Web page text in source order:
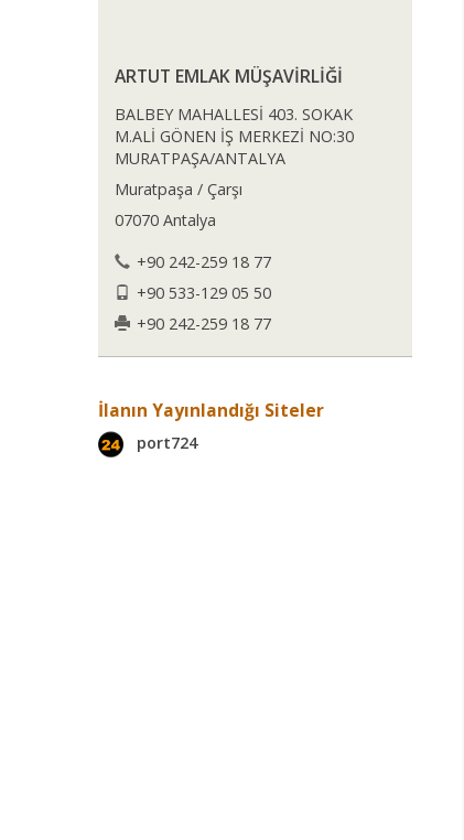
ARTUT EMLAK MÜŞAVİRLİĞİ
BALBEY MAHALLESİ 403. SOKAK
M.ALİ GÖNEN İŞ MERKEZİ NO:30
MURATPAŞA/ANTALYA
Muratpaşa / Çarşı
07070 Antalya
+90 242-259 18 77
+90 533-129 05 50
+90 242-259 18 77
İlanın Yayınlandığı Siteler
port724